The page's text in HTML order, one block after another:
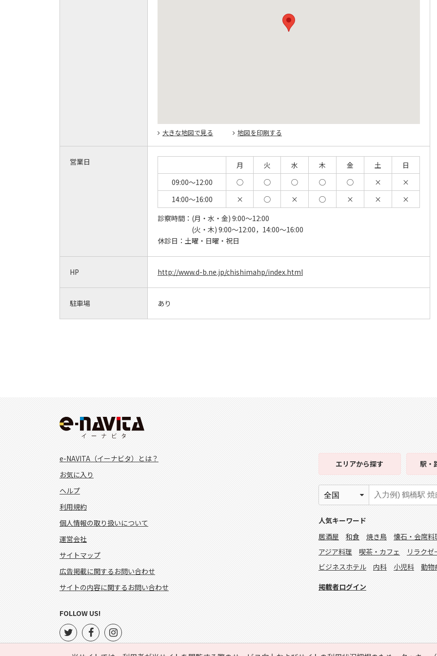
大きな地図で見る 地図を印刷する
営業日 月 火 水 木 金 土
日
09:00～12:00
◯ ◯ ◯ ◯ ◯ ×
×
14:00～16:00
× ◯ × ◯ × ×
×
診察時間： (月・水・金) 9:00～12:00
(火・木) 9:00～12:00，14:00～16:00
休診日： 土曜・日曜・祝日
HP http://www.d-b.ne.jp/chishimahp/index.html
駐車場 あり
e-NAVITA（イーナビタ）とは？
お気に入り
ヘルプ
利用規約
個人情報の取り扱いについて
運営会社
サイトマップ
広告掲載に関するお問い合わせ
サイトの内容に関するお問い合わせ
エリアから探す 駅・
人気キーワード
居酒屋
和食 焼き鳥 懐石・会席料
アジア料理
喫茶・カフェ リラクゼ
ビジネスホテル
内科 小児科 動物
掲載者ログイン
FOLLOW US!